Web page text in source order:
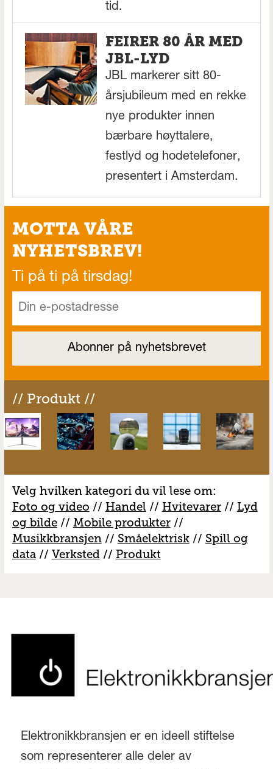
tid.
FEIRER 80 ÅR MED
JBL-LYD
JBL markerer sitt 80-
årsjubileum med en rekke
nye produkter innen
bærbare høyttalere,
festlyd og hodetelefoner,
presentert i Amsterdam.
MOTTA VÅRE
NYHETSBREV!
Ti på ti på tirsdag!
// Produkt //
Velg hvilken kategori du vil lese om:
Foto og video // Handel // Hvitevarer// Lyd
og bilde// Mobile produkter//
Musikkbransjen// Småelektrisk// Spill og
data// Verksted// Produkt
Elektronikkbransjen er en ideell stiftelse
som representerer alle deler av